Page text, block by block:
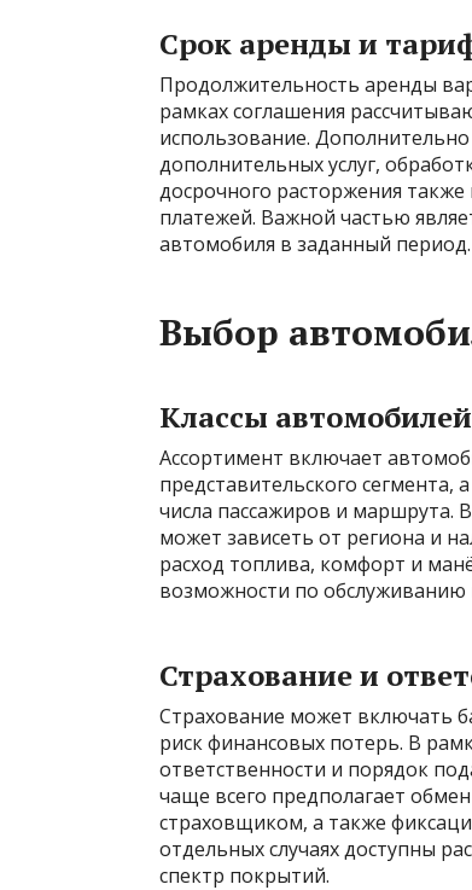
Срок аренды и
Продолжительность аренды
рамках соглашения
использование.
дополнительных услуг,
досрочного расторжения
платежей. Важной частью
автомобиля в заданный период.
Выбор
Классы
Ассортимент включает
представительского
числа пассажиров и маршрута.
может зависеть от региона и
расход топлива, комфорт и
возможности по обслуживанию
Страхование и
Страхование может включать
риск финансовых потерь. В
ответственности и порядок
чаще всего предполагает
страховщиком, а также
отдельных случаях доступны
спектр покрытий.